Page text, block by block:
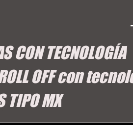
CON TECNOLOGÍA
ROLL OFF con
TIPO MX